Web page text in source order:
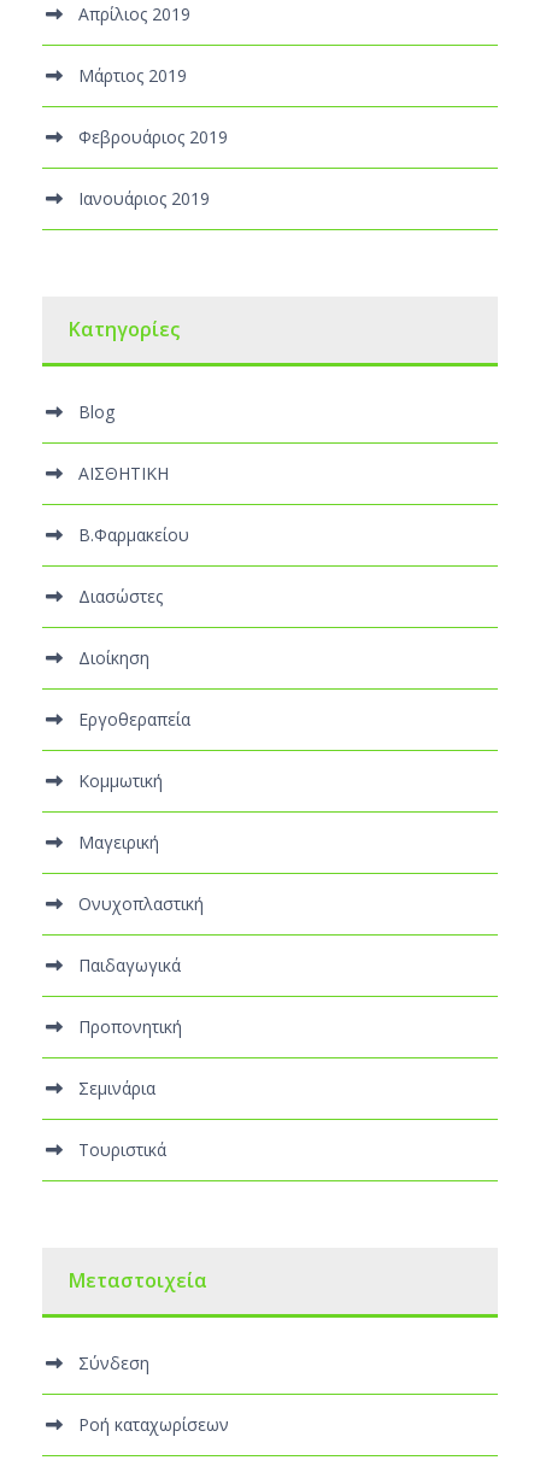
Απρίλιος 2019
Μάρτιος 2019
Φεβρουάριος 2019
Ιανουάριος 2019
Kατηγορίες
Blog
ΑΙΣΘΗΤΙΚΗ
Β.Φαρμακείου
Διασώστες
Διοίκηση
Εργοθεραπεία
Κομμωτική
Μαγειρική
Ονυχοπλαστική
Παιδαγωγικά
Προπονητική
Σεμινάρια
Τουριστικά
Μεταστοιχεία
Σύνδεση
Ροή καταχωρίσεων